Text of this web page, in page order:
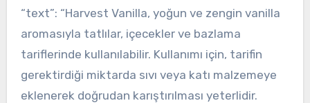
“text”: “Harvest Vanilla, yoğun ve zengin vanilla
aromasıyla tatlılar, içecekler ve bazlama
tariflerinde kullanılabilir. Kullanımı için, tarifin
gerektirdiği miktarda sıvı veya katı malzemeye
eklenerek doğrudan karıştırılması yeterlidir.